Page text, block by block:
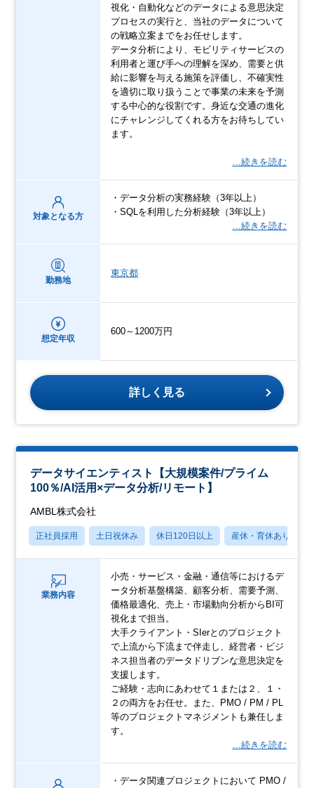
視化・自動化などのデータによる意思決定
プロセスの実行と、当社のデータについて
の戦略立案までをお任せします。
データ分析により、モビリティサービスの
利用者と運び手への理解を深め、需要と供
給に影響を与える施策を評価し、不確実性
を適切に取り扱うことで事業の未来を予測
する中心的な役割です。身近な交通の進化
にチャレンジしてくれる方をお待ちしてい
ます。
…続きを読む
対象となる方
・データ分析の実務経験（3年以上）
・SQLを利用した分析経験（3年以上）
…続きを読む
勤務地
東京都
想定年収
600～1200万円
詳しく見る
データサイエンティスト【大規模案件/プライム
100％/AI活用×データ分析/リモート】
AMBL株式会社
正社員採用 土日祝休み 休日120日以上 産休・育休あり
業務内容
小売・サービス・金融・通信等におけるデ
ータ分析基盤構築、顧客分析、需要予測、
価格最適化、売上・市場動向分析からBI可
視化まで担当。
大手クライアント・SIerとのプロジェクト
で上流から下流まで伴走し、経営者・ビジ
ネス担当者のデータドリブンな意思決定を
支援します。
ご経験・志向にあわせて１または２、１・
２の両方をお任せ。また、PMO / PM / PL
等のプロジェクトマネジメントも兼任しま
す。
…続きを読む
・データ関連プロジェクトにおいて PMO /